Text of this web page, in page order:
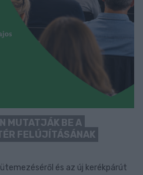
MUTATJÁK BE A
FELÚJÍTÁSÁNAK
és az új kerékpárút